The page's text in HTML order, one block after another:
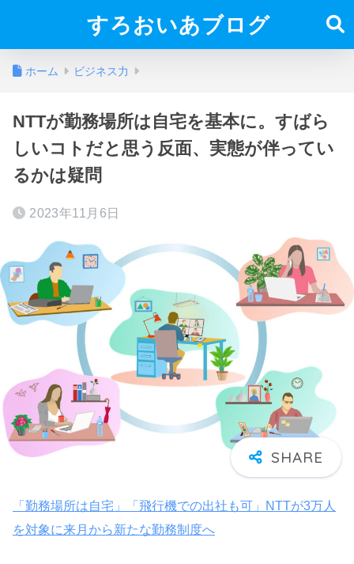
すろおいあブログ
ホーム ビジネス力
NTTが勤務場所は自宅を基本に。すばら
しいコトだと思う反面、実態が伴ってい
るかは疑問
2023年11月6日
「勤務場所は自宅」「飛行機での出社も可」NTTが3万人
を対象に来月から新たな勤務制度へ